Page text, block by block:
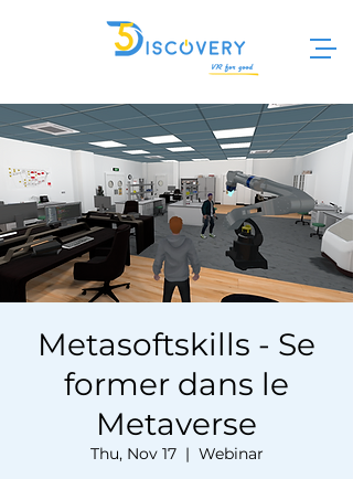
Metasoftskills - Se
former dans le
Metaverse
Thu, Nov 17
  |
Webinar